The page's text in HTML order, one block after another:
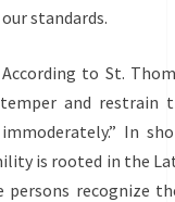
standards.
to St.
and restrain
In
is rooted in the
persons recognize